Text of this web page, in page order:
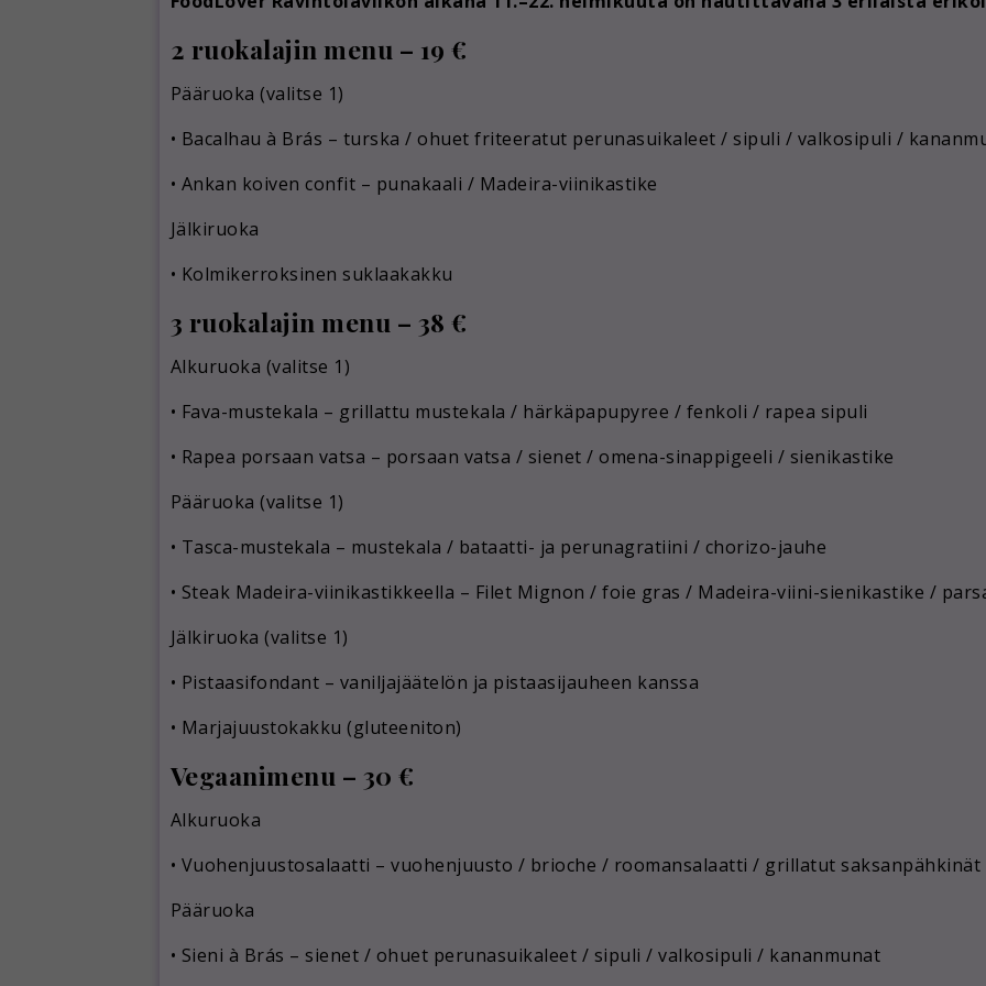
2 ruokalajin menu – 19 €
Pääruoka (valitse 1)
• Bacalhau à Brás – turska / ohuet friteeratut perunasuikaleet / sipuli / valkosipuli /
• Ankan koiven confit – punakaali / Madeira-viinikastike
Jälkiruoka
• Kolmikerroksinen suklaakakku
3 ruokalajin menu – 38 €
Alkuruoka (valitse 1)
• Fava-mustekala – grillattu mustekala / härkäpapupyree / fenkoli / rapea sipuli
• Rapea porsaan vatsa – porsaan vatsa / sienet / omena-sinappigeeli / sienikastike
Pääruoka (valitse 1)
• Tasca-mustekala – mustekala / bataatti- ja perunagratiini / chorizo-jauhe
• Steak Madeira-viinikastikkeella – Filet Mignon / foie gras / Madeira-viini-sienikastike /
Jälkiruoka (valitse 1)
• Pistaasifondant – vaniljajäätelön ja pistaasijauheen kanssa
• Marjajuustokakku (gluteeniton)
Vegaanimenu – 30 €
Alkuruoka
• Vuohenjuustosalaatti – vuohenjuusto / brioche / roomansalaatti / grillatut
Pääruoka
• Sieni à Brás – sienet / ohuet perunasuikaleet / sipuli / valkosipuli / kananmunat